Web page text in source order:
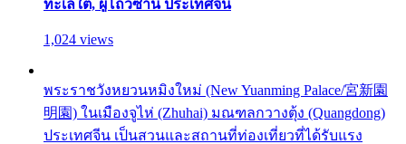
ทะเลใต้, ผู่โถวซาน ประเทศจีน
1,024 views
พระราชวังหยวนหมิงใหม่ (New Yuanming Palace/宮新園
明園) ในเมืองจูไห่ (Zhuhai) มณฑลกวางตุ้ง (Quangdong)
ประเทศจีน เป็นสวนและสถานที่ท่องเที่ยวที่ได้รับแรง